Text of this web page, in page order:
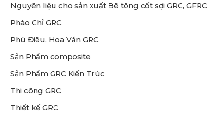
Nguyên liệu cho sản xuất Bê tông cốt sợi GRC, GFRC
Phào Chỉ GRC
Phù Điêu, Hoa Văn GRC
Sản Phẩm composite
Sản Phẩm GRC Kiến Trúc
Thi công GRC
Thiết kế GRC